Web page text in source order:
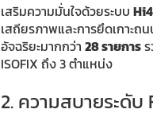
เสริมความมั่นใจด้วยระบบ
เสถียรภาพและการยึดเกาะ
อัจฉริยะมากกว่า 28 รายการ
ISOFIX ถึง 3 ตำแหน่ง
2. ความสบายระดั